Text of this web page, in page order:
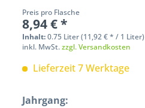
Preis pro Flasche
8,94 € *
Inhalt:0.75 Liter (11,92 € * / 1 Liter)
inkl. MwSt.zzgl. Versandkosten
Lieferzeit 7 Werktage
Jahrgang: